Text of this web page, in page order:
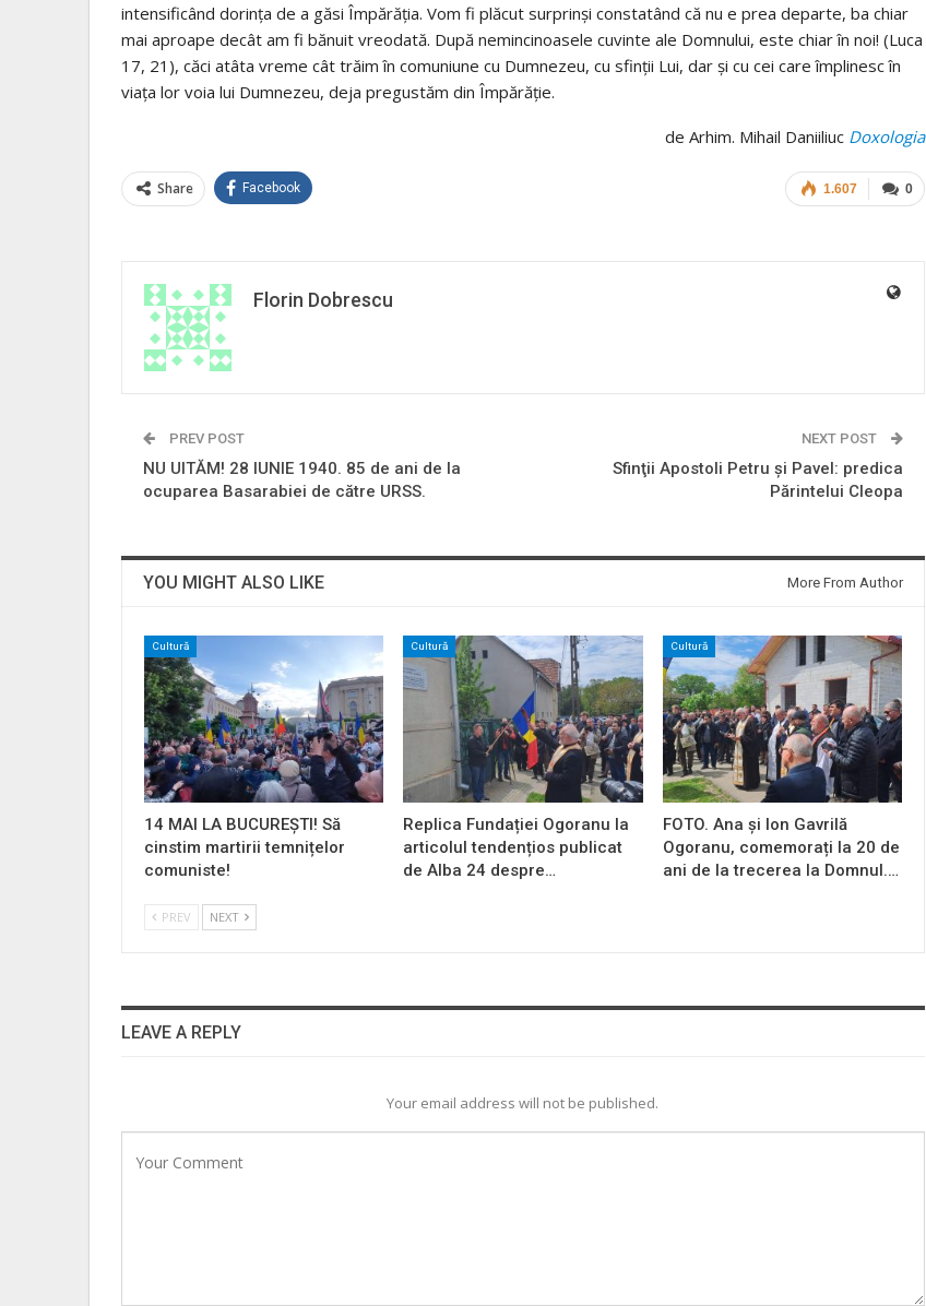
intensificând dorința de a găsi Împărăția. Vom fi plăcut surprinși constatând că nu e prea departe, ba chiar
mai aproape decât am fi bănuit vreodată. După nemincinoasele cuvinte ale Domnului, este chiar în noi! (Luca
17, 21), căci atâta vreme cât trăim în comuniune cu Dumnezeu, cu sfinții Lui, dar și cu cei care împlinesc în
viața lor voia lui Dumnezeu, deja pregustăm din Împărăție.
de Arhim. Mihail Daniiliuc Doxologia
0
1.607
Share Facebook
Florin Dobrescu
PREV POST
NU UITĂM! 28 IUNIE 1940. 85 de ani de la
ocuparea Basarabiei de către URSS.
NEXT POST
Sfinţii Apostoli Petru şi Pavel: predica
Părintelui Cleopa
YOU MIGHT ALSO LIKE More From Author
Cultură
14 MAI LA BUCUREȘTI! Să
cinstim martirii temnițelor
comuniste!
Cultură
Replica Fundației Ogoranu la
articolul tendențios publicat
de Alba 24 despre…
Cultură
FOTO. Ana și Ion Gavrilă
Ogoranu, comemorați la 20 de
ani de la trecerea la Domnul.…
PREV NEXT
LEAVE A REPLY
Your email address will not be published.